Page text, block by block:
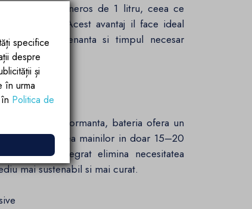
rezervor generos de 1 litru, ceea ce
reumpleri. Acest avantaj il face ideal
de mentenanta si timpul necesar
de inalta performanta, bateria ofera un
uscarea mainilor in doar 15–20
integrat elimina necesitatea
mai sustenabil si mai curat.
specifice
despre
și
în urma
Politica de